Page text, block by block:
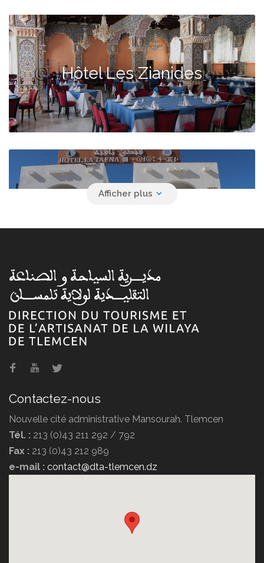
Hôtel Les Zianides
Hammam Boughrara
Hôtel Erriad
Contactez-nous
Nouvelle cité administrative Mansourah. Tlemcen
Tél. : 213 (0)43 211 292 / 792
Fax : 213 (0)43 212 989
e-mail : contact@dta-tlemcen.dz